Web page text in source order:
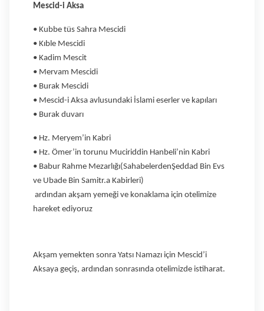
Mescid-i Aksa
• Kubbe tüs Sahra Mescidi
• Kıble Mescidi
• Kadim Mescit
• Mervam Mescidi
• Burak Mescidi
• Mescid-i Aksa avlusundaki İslami eserler ve kapıları
• Burak duvarı
• Hz. Meryem’in Kabri
• Hz. Ömer’in torunu Muciriddin Hanbeli’nin Kabri
• Babur Rahme Mezarlığı(SahabelerdenŞeddad Bin Evs
ve Ubade Bin Samitr.a Kabirleri)
ardından akşam yemeği ve konaklama için otelimize
hareket ediyoruz
Akşam yemekten sonra Yatsı Namazı için Mescid’i
Aksaya geçiş, ardından sonrasında otelimizde istiharat.